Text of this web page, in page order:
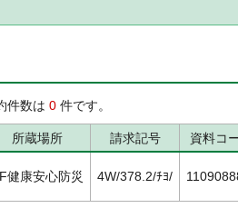
件数は 0 件です。
所蔵場所 請求記号 資料コ
健康安心防災 4W/378.2/ﾁﾖ/